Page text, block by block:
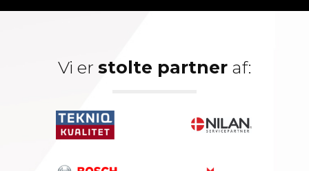
Vi er stolte partneraf: